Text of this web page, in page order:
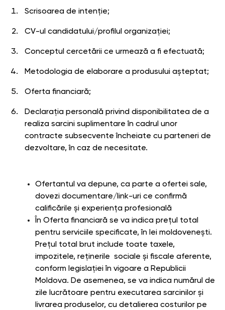
Scrisoarea de intenție;
CV-ul candidatului/profilul organizației;
Conceptul cercetării ce urmează a fi efectuată;
Metodologia de elaborare a produsului așteptat;
Oferta financiară;
Declarația personală privind disponibilitatea de a
realiza sarcini suplimentare în cadrul unor
contracte subsecvente încheiate cu parteneri de
dezvoltare, în caz de necesitate.
Ofertantul va depune, ca parte a ofertei sale,
dovezi documentare/link-uri ce confirmă
calificările și experiența profesională
În Oferta financiară se va indica prețul total
pentru serviciile specificate, în lei moldovenești.
Prețul total brut include toate taxele,
impozitele, reținerile sociale și fiscale aferente,
conform legislației în vigoare a Republicii
Moldova. De asemenea, se va indica numărul de
zile lucrătoare pentru executarea sarcinilor și
livrarea produselor, cu detalierea costurilor pe